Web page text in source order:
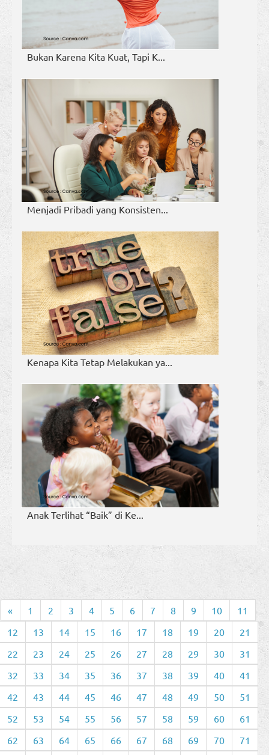
Bukan Karena Kita Kuat, Tapi K...
Menjadi Pribadi yang Konsisten...
Kenapa Kita Tetap Melakukan ya...
Anak Terlihat “Baik” di Ke...
« 1 2 3 4 5 6 7 8 9 10
11
12
13 14 15 16 17 18 19 20
21
22
23 24 25 26 27 28 29 30
31
32
33 34 35 36 37 38 39 40
41
42
43 44 45 46 47 48 49 50
51
52
53 54 55 56 57 58 59 60
61
62
63 64 65 66 67 68 69 70
71